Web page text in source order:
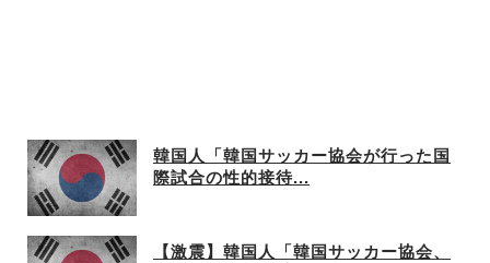
韓国人「韓国サッカー協会が行った国
際試合の性的接待...
【激震】韓国人「韓国サッカー協会、